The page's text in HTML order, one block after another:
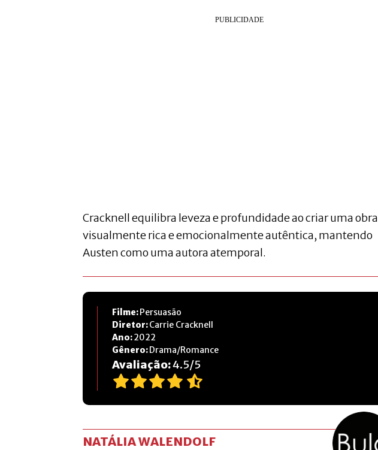
Cracknell equilibra leveza e profundidade ao criar uma obra
visualmente rica e emocionalmente autêntica, mantendo
Austen como uma autora atemporal.
Filme:Persuasão
Diretor:Carrie Cracknell
Ano:2022
Gênero:Drama/Romance
Avaliação:4.5/5
NATÁLIA WALENDOLF